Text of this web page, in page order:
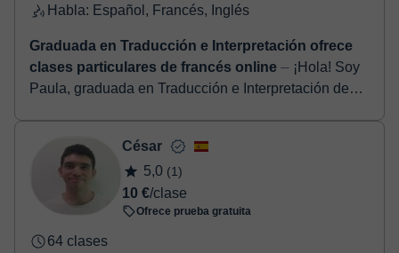
Habla: Español, Francés, Inglés
Graduada en Traducción e Interpretación ofrece
clases particulares de francés online ⏤ ¡Hola! Soy
Paula, graduada en Traducción e Interpretación de
César
5,0 (1)
10 €/clase
Ofrece prueba gratuita
64 clases